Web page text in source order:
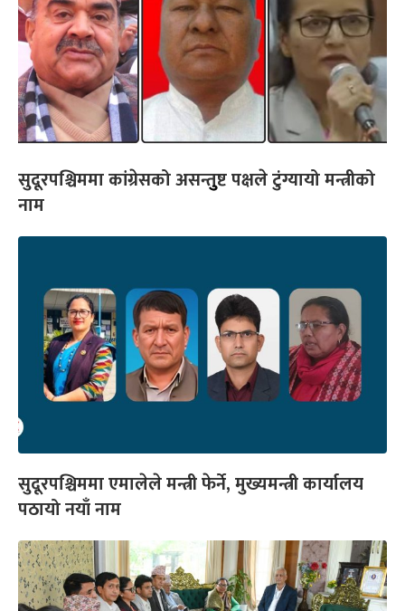
सुदूरपश्चिममा कांग्रेसको असन्तुुष्ट पक्षले टुंग्यायो मन्त्रीको
नाम
सुदूरपश्चिममा एमालेले मन्त्री फेर्ने, मुख्यमन्त्री कार्यालय
पठायो नयाँ नाम